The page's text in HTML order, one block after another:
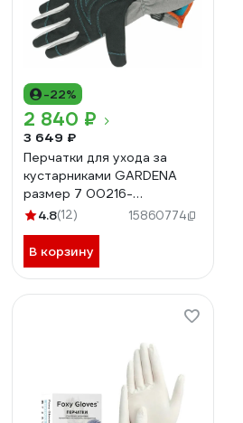
-22%
2 840 ₽
3 649 ₽
Перчатки для ухода за
кустарниками GARDENA
размер 7 00216-
32.000.00
4.8(12) 15860774
В корзину